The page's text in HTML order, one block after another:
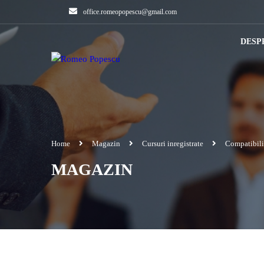
office.romeopopescu@gmail.com
Home Magazin Cursuri inregistrate
MAGAZIN